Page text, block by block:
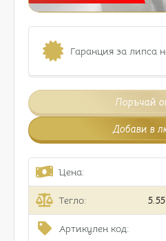
Гаранция за липса
Поръчай
Добави в
Цена:
Тегло:
Артикулен код: